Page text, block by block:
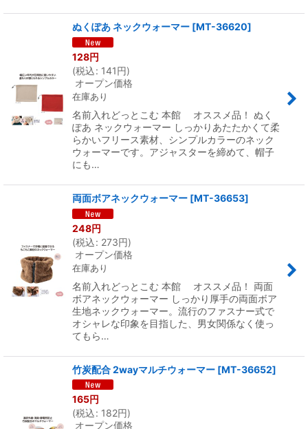
ぬくぽあ ネックウォーマー [MT-36620]
128円
(税込: 141円)
オープン価格
在庫あり
名前入れどっとこむ 本館 オススメ品！ ぬく
ぽあ ネックウォーマー しっかりあたたかくて柔
らかいフリース素材、シンプルカラーのネック
ウォーマーです。アジャスターを締めて、帽子
にも…
両面ボアネックウォーマー [MT-36653]
248円
(税込: 273円)
オープン価格
在庫あり
名前入れどっとこむ 本館 オススメ品！ 両面
ボアネックウォーマー しっかり厚手の両面ボア
生地ネックウォーマー。流行のファスナー式で
オシャレな印象を目指した、男女関係なく使っ
てもら…
竹炭配合 2wayマルチウォーマー [MT-36652]
165円
(税込: 182円)
オープン価格